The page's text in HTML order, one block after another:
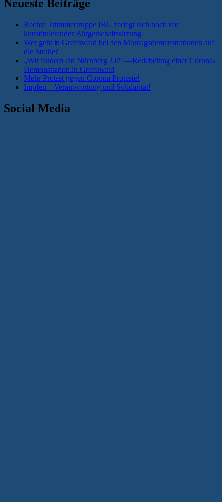
and
Honour““
Neueste Beiträge
Rechte Trümmertruppe IBG zerlegt sich noch vor
konstituierender Bürgerschaftssitzung
Wer geht in Greifswald bei den Montagsdemonstrationen auf
die Straße?
„Wir fordern ein Nürnberg 2.0“ —Redebeitrag einer Corona-
Demonstration in Greifswald
Mehr Protest gegen Corona-Proteste!
Impfen – Verantwortung und Solidarität!
Social Media